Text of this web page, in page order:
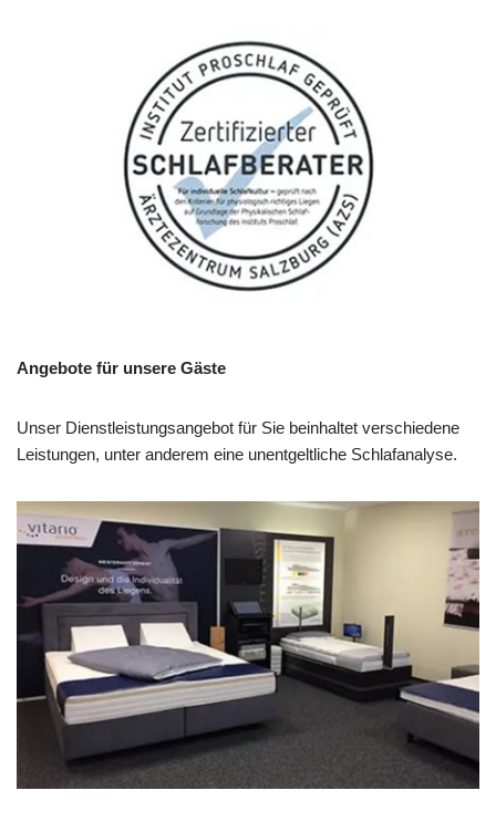
Angebote für unsere Gäste
Unser Dienstleistungsangebot für Sie beinhaltet verschiedene
Leistungen, unter anderem eine unentgeltliche Schlafanalyse.